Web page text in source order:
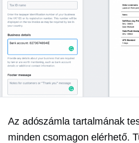
Az adószámla tartalmának
minden csomagon elérhető.